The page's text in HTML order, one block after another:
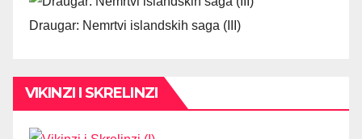
Draugar: Nemrtvi islandskih saga (III)
VIKINZI I SKRELINZI